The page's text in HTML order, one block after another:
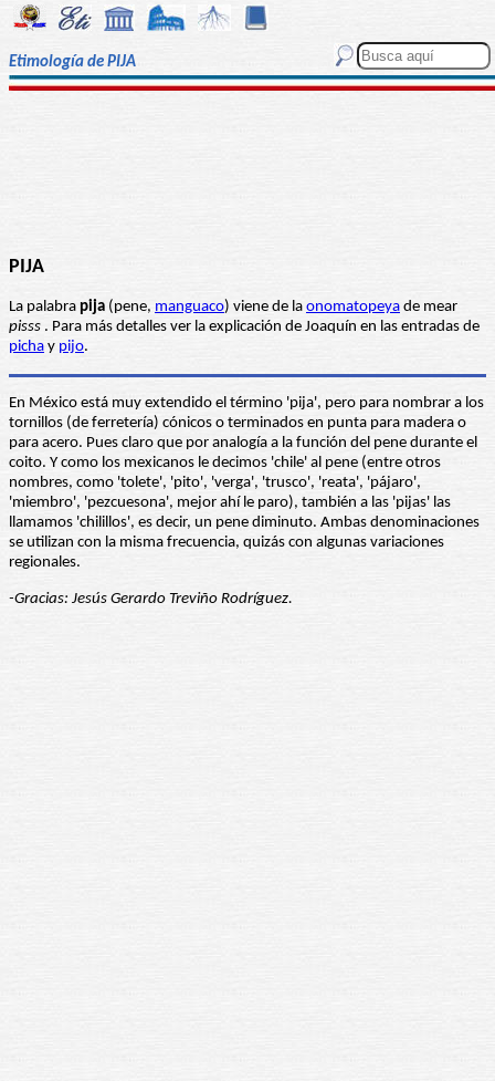
Etimología de PIJA
PIJA
La palabra pija (pene, manguaco) viene de la onomatopeya de mear
pisss . Para más detalles ver la explicación de Joaquín en las entradas de
picha y pijo.
En México está muy extendido el término 'pija', pero para nombrar a los
tornillos (de ferretería) cónicos o terminados en punta para madera o
para acero. Pues claro que por analogía a la función del pene durante el
coito. Y como los mexicanos le decimos 'chile' al pene (entre otros
nombres, como 'tolete', 'pito', 'verga', 'trusco', 'reata', 'pájaro',
'miembro', 'pezcuesona', mejor ahí le paro), también a las 'pijas' las
llamamos 'chilillos', es decir, un pene diminuto. Ambas denominaciones
se utilizan con la misma frecuencia, quizás con algunas variaciones
regionales.
-Gracias: Jesús Gerardo Treviño Rodríguez.